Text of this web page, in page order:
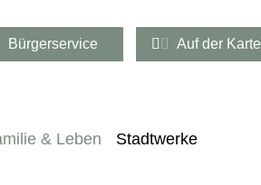
Bürgerservice Auf der Karte
& Leben Stadtwerke